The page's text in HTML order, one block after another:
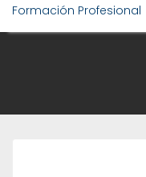
Formación Profesional